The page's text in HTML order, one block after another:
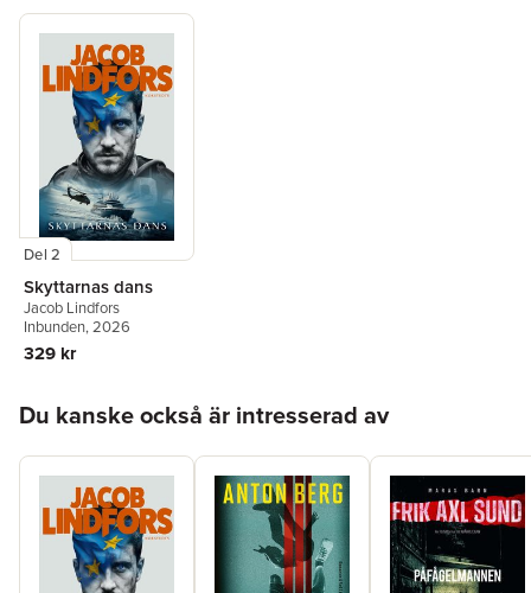
Del 2
Skyttarnas dans
Jacob Lindfors
Inbunden, 2026
329 kr
Du kanske också är intresserad av